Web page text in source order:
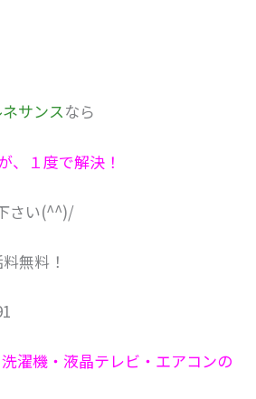
サンスなら
、１度で解決！
さい(^^)/
無料！
濯機・液晶テレビ・エアコンの